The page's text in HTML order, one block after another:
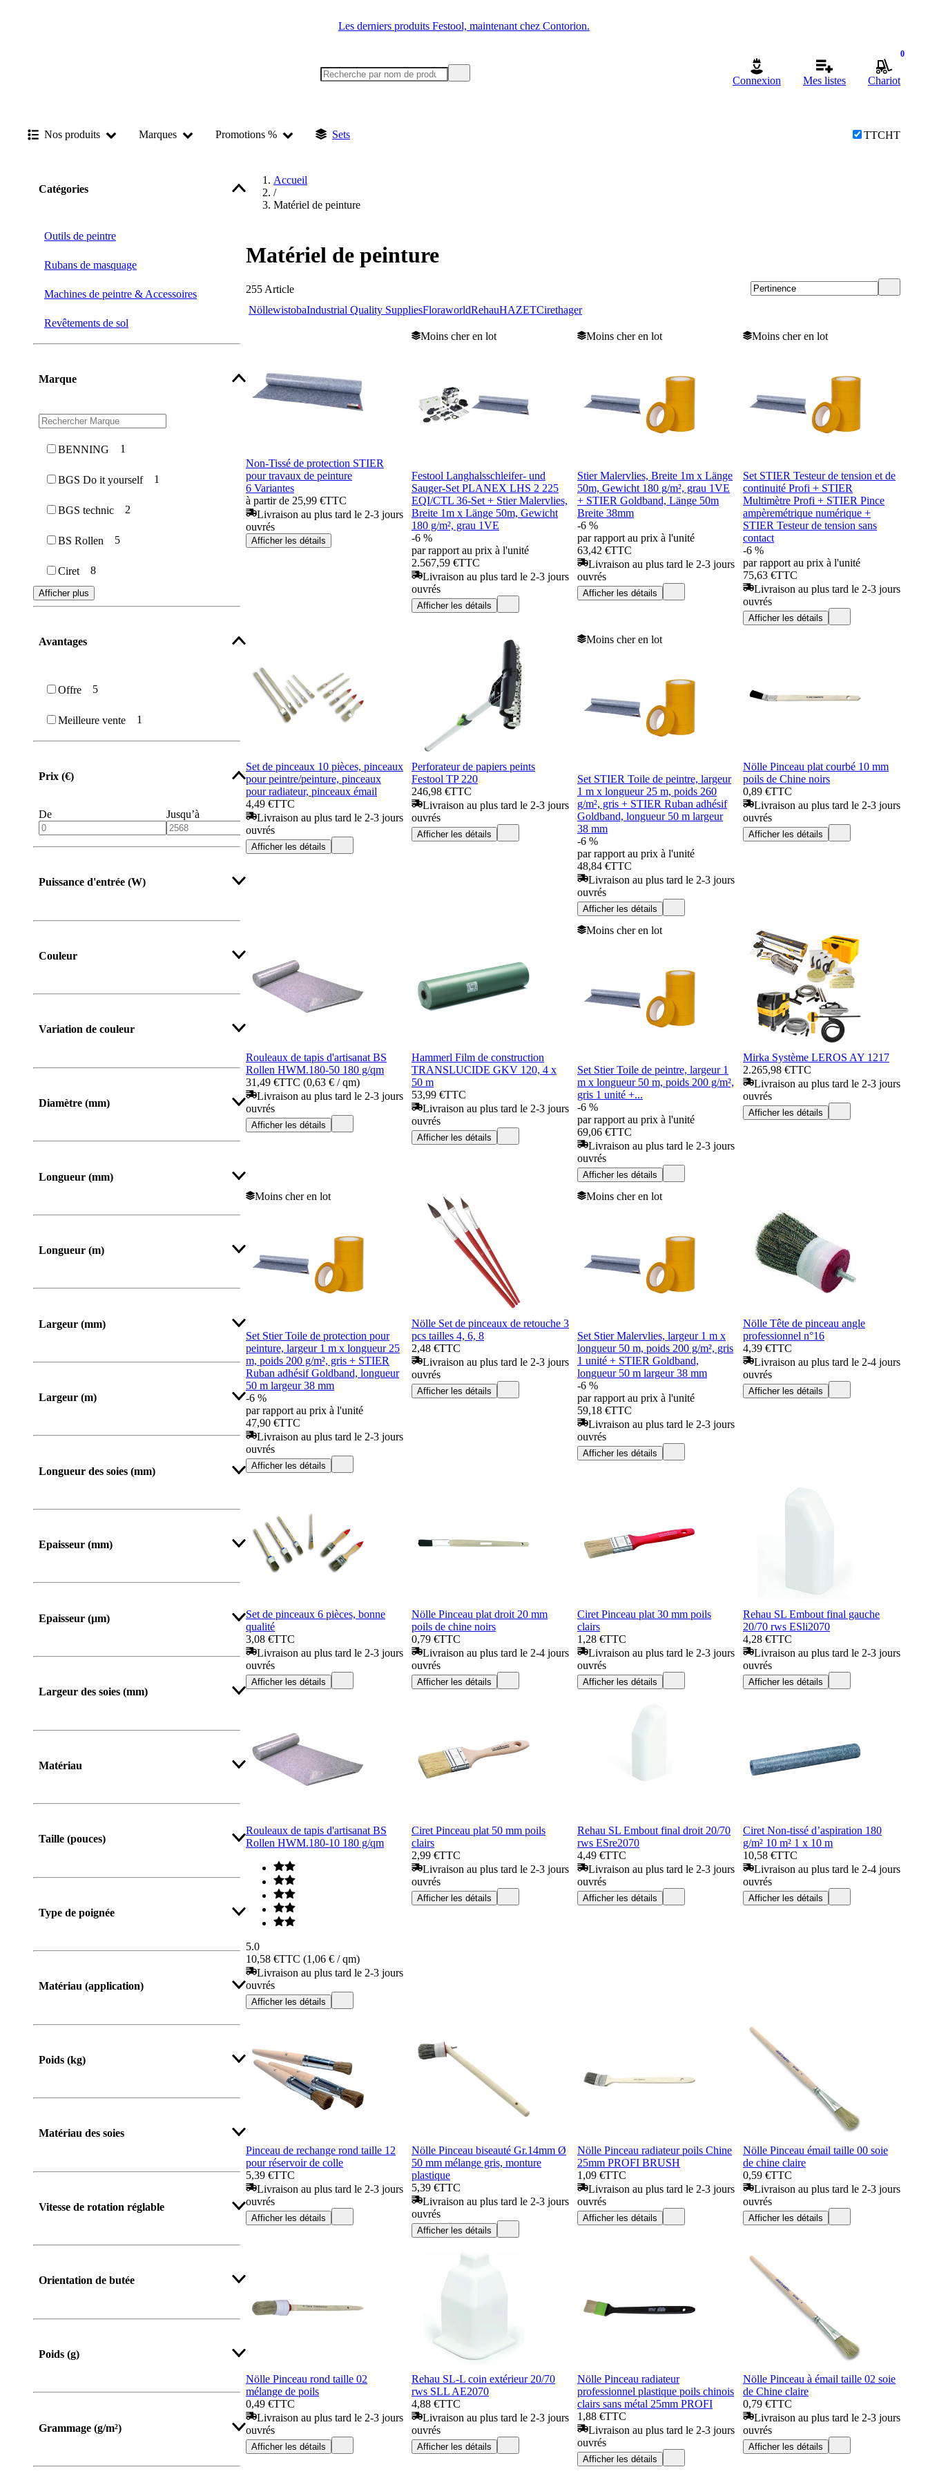
Les derniers produits Festool, maintenant chez Contorion.
Connexion Mes listes
0
Chariot
Nos produits Marques Promotions % Sets TTCHT
Catégories
Outils de peintre
Rubans de masquage
Machines de peintre & Accessoires
Revêtements de sol
Marque
BENNING 1
BGS Do it yourself 1
BGS technic 2
BS Rollen 5
Ciret 8
Afficher plus
Avantages
Offre 5
Meilleure vente 1
Prix (€)
De Jusqu’à
Puissance d'entrée (W)
Couleur
Variation de couleur
Diamètre (mm)
Longueur (mm)
De Jusqu’à
Longueur (m)
Largeur (mm)
De Jusqu’à
Largeur (m)
Longueur des soies (mm)
Epaisseur (mm)
Epaisseur (µm)
Largeur des soies (mm)
Matériau
Taille (pouces)
Type de poignée
Matériau (application)
Poids (kg)
Matériau des soies
Vitesse de rotation réglable
Orientation de butée
Poids (g)
Grammage (g/m²)
Accueil
/
Matériel de peinture
Matériel de peinture
255 Article
NöllewistobaIndustrial Quality SuppliesFloraworldRehauHAZETCirethager
Non-Tissé de protection STIER
pour travaux de peinture
6 Variantes
à partir de 25,99 €TTC
Livraison au plus tard le 2-3 jours
ouvrés
Afficher les détails
Moins cher en lot
Festool Langhalsschleifer- und
Sauger-Set PLANEX LHS 2 225
EQI/CTL 36-Set + Stier Malervlies,
Breite 1m x Länge 50m, Gewicht
180 g/m², grau 1VE
-6 %
par rapport au prix à l'unité
2.567,59 €TTC
Livraison au plus tard le 2-3 jours
ouvrés
Afficher les détails
Moins cher en lot
Stier Malervlies, Breite 1m x Länge
50m, Gewicht 180 g/m², grau 1VE
+ STIER Goldband, Länge 50m
Breite 38mm
-6 %
par rapport au prix à l'unité
63,42 €TTC
Livraison au plus tard le 2-3 jours
ouvrés
Afficher les détails
Moins cher en lot
Set STIER Testeur de tension et de
continuité Profi + STIER
Multimètre Profi + STIER Pince
ampèremétrique numérique +
STIER Testeur de tension sans
contact
-6 %
par rapport au prix à l'unité
75,63 €TTC
Livraison au plus tard le 2-3 jours
ouvrés
Afficher les détails
Set de pinceaux 10 pièces, pinceaux
pour peintre/peinture, pinceaux
pour radiateur, pinceaux émail
4,49 €TTC
Livraison au plus tard le 2-3 jours
ouvrés
Afficher les détails
Perforateur de papiers peints
Festool TP 220
246,98 €TTC
Livraison au plus tard le 2-3 jours
ouvrés
Afficher les détails
Moins cher en lot
Set STIER Toile de peintre, largeur
1 m x longueur 25 m, poids 260
g/m², gris + STIER Ruban adhésif
Goldband, longueur 50 m largeur
38 mm
-6 %
par rapport au prix à l'unité
48,84 €TTC
Livraison au plus tard le 2-3 jours
ouvrés
Afficher les détails
Nölle Pinceau plat courbé 10 mm
poils de Chine noirs
0,89 €TTC
Livraison au plus tard le 2-3 jours
ouvrés
Afficher les détails
Rouleaux de tapis d'artisanat BS
Rollen HWM.180-50 180 g/qm
31,49 €TTC (0,63 € / qm)
Livraison au plus tard le 2-3 jours
ouvrés
Afficher les détails
Hammerl Film de construction
TRANSLUCIDE GKV 120, 4 x
50 m
53,99 €TTC
Livraison au plus tard le 2-3 jours
ouvrés
Afficher les détails
Moins cher en lot
Set Stier Toile de peintre, largeur 1
m x longueur 50 m, poids 200 g/m²,
gris 1 unité +...
-6 %
par rapport au prix à l'unité
69,06 €TTC
Livraison au plus tard le 2-3 jours
ouvrés
Afficher les détails
Mirka Système LEROS AY 1217
2.265,98 €TTC
Livraison au plus tard le 2-3 jours
ouvrés
Afficher les détails
Moins cher en lot
Set Stier Toile de protection pour
peinture, largeur 1 m x longueur 25
m, poids 200 g/m², gris + STIER
Ruban adhésif Goldband, longueur
50 m largeur 38 mm
-6 %
par rapport au prix à l'unité
47,90 €TTC
Livraison au plus tard le 2-3 jours
ouvrés
Afficher les détails
Nölle Set de pinceaux de retouche 3
pcs tailles 4, 6, 8
2,48 €TTC
Livraison au plus tard le 2-3 jours
ouvrés
Afficher les détails
Moins cher en lot
Set Stier Malervlies, largeur 1 m x
longueur 50 m, poids 200 g/m², gris
1 unité + STIER Goldband,
longueur 50 m largeur 38 mm
-6 %
par rapport au prix à l'unité
59,18 €TTC
Livraison au plus tard le 2-3 jours
ouvrés
Afficher les détails
Nölle Tête de pinceau angle
professionnel n°16
4,39 €TTC
Livraison au plus tard le 2-4 jours
ouvrés
Afficher les détails
Set de pinceaux 6 pièces, bonne
qualité
3,08 €TTC
Livraison au plus tard le 2-3 jours
ouvrés
Afficher les détails
Nölle Pinceau plat droit 20 mm
poils de chine noirs
0,79 €TTC
Livraison au plus tard le 2-4 jours
ouvrés
Afficher les détails
Ciret Pinceau plat 30 mm poils
clairs
1,28 €TTC
Livraison au plus tard le 2-3 jours
ouvrés
Afficher les détails
Rehau SL Embout final gauche
20/70 rws ESli2070
4,28 €TTC
Livraison au plus tard le 2-3 jours
ouvrés
Afficher les détails
Rouleaux de tapis d'artisanat BS
Rollen HWM.180-10 180 g/qm
5.0
10,58 €TTC (1,06 € / qm)
Livraison au plus tard le 2-3 jours
ouvrés
Afficher les détails
Ciret Pinceau plat 50 mm poils
clairs
2,99 €TTC
Livraison au plus tard le 2-3 jours
ouvrés
Afficher les détails
Rehau SL Embout final droit 20/70
rws ESre2070
4,49 €TTC
Livraison au plus tard le 2-3 jours
ouvrés
Afficher les détails
Ciret Non-tissé d’aspiration 180
g/m² 10 m² 1 x 10 m
10,58 €TTC
Livraison au plus tard le 2-4 jours
ouvrés
Afficher les détails
Pinceau de rechange rond taille 12
pour réservoir de colle
5,39 €TTC
Livraison au plus tard le 2-3 jours
ouvrés
Afficher les détails
Nölle Pinceau biseauté Gr.14mm Ø
50 mm mélange gris, monture
plastique
5,39 €TTC
Livraison au plus tard le 2-3 jours
ouvrés
Afficher les détails
Nölle Pinceau radiateur poils Chine
25mm PROFI BRUSH
1,09 €TTC
Livraison au plus tard le 2-3 jours
ouvrés
Afficher les détails
Nölle Pinceau émail taille 00 soie
de chine claire
0,59 €TTC
Livraison au plus tard le 2-3 jours
ouvrés
Afficher les détails
Nölle Pinceau rond taille 02
mélange de poils
0,49 €TTC
Livraison au plus tard le 2-3 jours
ouvrés
Afficher les détails
Rehau SL-L coin extérieur 20/70
rws SLL AE2070
4,88 €TTC
Livraison au plus tard le 2-3 jours
ouvrés
Afficher les détails
Nölle Pinceau radiateur
professionnel plastique poils chinois
clairs sans métal 25mm PROFI
1,88 €TTC
Livraison au plus tard le 2-3 jours
ouvrés
Afficher les détails
Nölle Pinceau à émail taille 02 soie
de Chine claire
0,79 €TTC
Livraison au plus tard le 2-3 jours
ouvrés
Afficher les détails